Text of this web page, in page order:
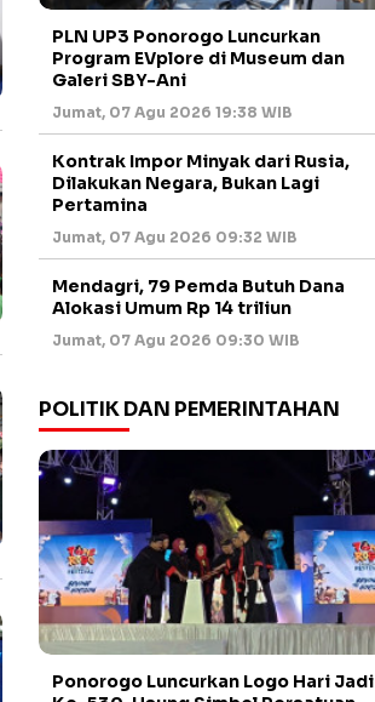
PLN UP3 Ponorogo Luncurkan
Program EVplore di Museum dan
Galeri SBY-Ani
Jumat, 07 Agu 2026 19:38 WIB
Kontrak Impor Minyak dari Rusia,
Dilakukan Negara, Bukan Lagi
Pertamina
Jumat, 07 Agu 2026 09:32 WIB
Mendagri, 79 Pemda Butuh Dana
Alokasi Umum Rp 14 triliun
Jumat, 07 Agu 2026 09:30 WIB
POLITIK DAN PEMERINTAHAN
Ponorogo Luncurkan Logo Hari Jadi